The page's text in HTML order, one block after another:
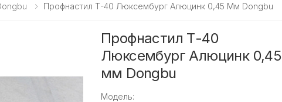
Профнастил Т-40 Люксембург Алюцинк 0,45 Мм Dongbu
Профнастил Т-40
Люксембург Алюцинк 0,45
мм Dongbu
Модель: